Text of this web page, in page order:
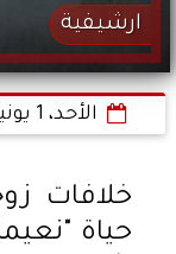
ارشيفية
الأحد، 1 يونيو 2025
خلافات
حياة